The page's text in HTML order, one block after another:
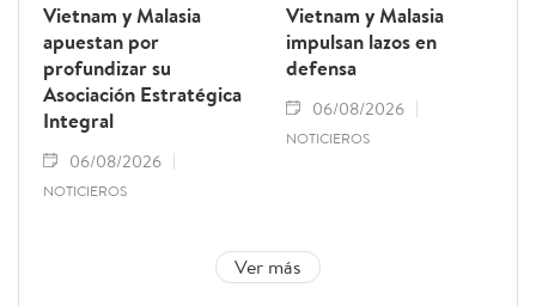
Vietnam y Malasia
apuestan por
profundizar su
Asociación Estratégica
Integral
06/08/2026
NOTICIEROS
Vietnam y Malasia
impulsan lazos en
defensa
06/08/2026
NOTICIEROS
Ver más